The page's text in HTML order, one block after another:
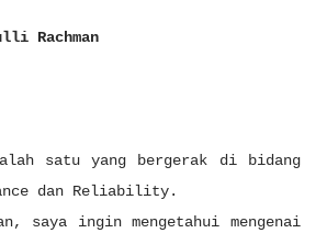
Rachman
satu yang bergerak di bidang
dan Reliability.
saya ingin mengetahui mengenai